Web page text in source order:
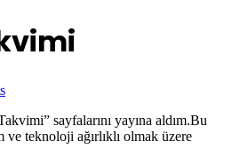
sayfalarını yayına aldım.Bu
teknoloji ağırlıklı olmak üzere